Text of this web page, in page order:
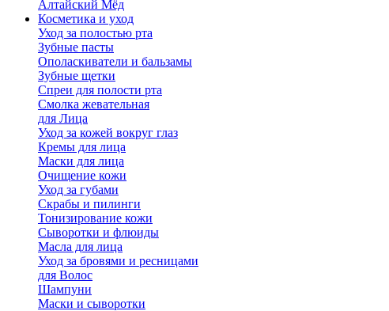
Алтайский Мёд
Косметика и уход
Уход за полостью рта
Зубные пасты
Ополаскиватели и бальзамы
Зубные щетки
Спреи для полости рта
Смолка жевательная
для Лица
Уход за кожей вокруг глаз
Кремы для лица
Маски для лица
Очищение кожи
Уход за губами
Скрабы и пилинги
Тонизирование кожи
Сыворотки и флюиды
Масла для лица
Уход за бровями и ресницами
для Волос
Шампуни
Маски и сыворотки